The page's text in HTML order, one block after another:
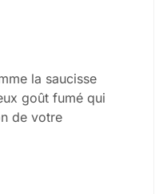
la saucisse
goût fumé qui
de votre